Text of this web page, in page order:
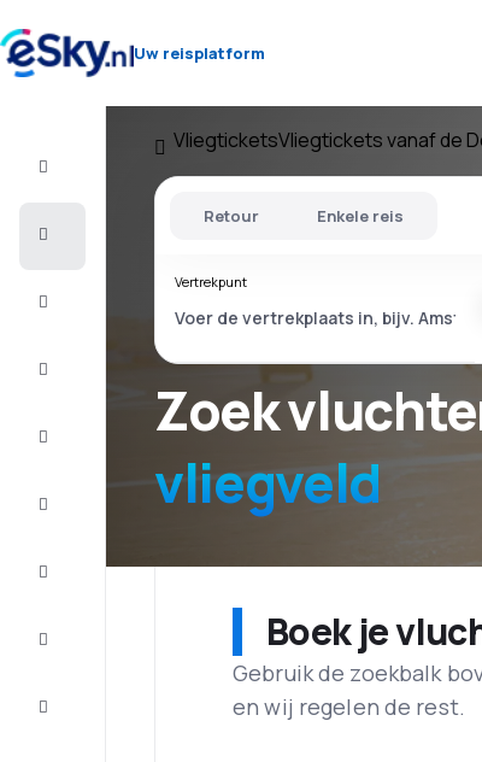
Uw reisplatform
Aanbiedingen
VliegticketsVliegtickets vanaf de
Zoek
vliegveld
Retour Enkele reis
Vertrekpunt
Boek je
Gebruik de zoekbalk
en wij regelen de rest.